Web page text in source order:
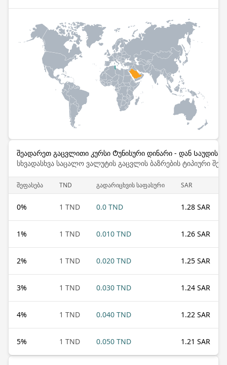
შეადარეთ გაცვლითი კურსი Ტუნისური დინარი - დან Საუდის
სხვადასხვა საცალო ვალუტის გაცვლის ბაზრების ტიპიური
შეფასება TND გადარიცხვის საფასური SAR
0% 1 TND 0.0 TND 1.28 SAR
1% 1 TND 0.010 TND 1.26 SAR
2% 1 TND 0.020 TND 1.25 SAR
3% 1 TND 0.030 TND 1.24 SAR
4% 1 TND 0.040 TND 1.22 SAR
5% 1 TND 0.050 TND 1.21 SAR